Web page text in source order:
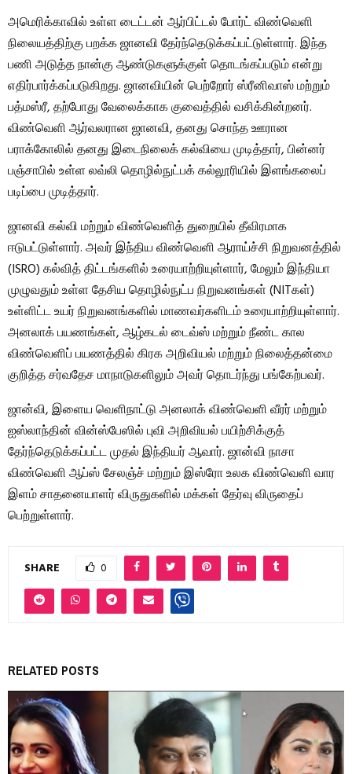
அமெரிக்காவில் உள்ள டைட்டன் ஆர்பிட்டல் போர்ட் விண்வெளி
நிலையத்திற்கு பறக்க ஜானவி தேர்ந்தெடுக்கப்பட்டுள்ளார். இந்த
பணி அடுத்த நான்கு ஆண்டுகளுக்குள் தொடங்கப்படும் என்று
எதிர்பார்க்கப்படுகிறது. ஜானவியின் பெற்றோர் ஸ்ரீனிவாஸ் மற்றும்
பத்மஸ்ரீ, தற்போது வேலைக்காக குவைத்தில் வசிக்கின்றனர்.
விண்வெளி ஆர்வலரான ஜானவி, தனது சொந்த ஊரான
பராக்கோலில் தனது இடைநிலைக் கல்வியை முடித்தார், பின்னர்
பஞ்சாபில் உள்ள லவ்லி தொழில்நுட்பக் கல்லூரியில் இளங்கலைப்
படிப்பை முடித்தார்.
ஜானவி கல்வி மற்றும் விண்வெளித் துறையில் தீவிரமாக
ஈடுபட்டுள்ளார். அவர் இந்திய விண்வெளி ஆராய்ச்சி நிறுவனத்தில்
(ISRO) கல்வித் திட்டங்களில் உரையாற்றியுள்ளார், மேலும் இந்தியா
முழுவதும் உள்ள தேசிய தொழில்நுட்ப நிறுவனங்கள் (NITகள்)
உள்ளிட்ட உயர் நிறுவனங்களில் மாணவர்களிடம் உரையாற்றியுள்ளார்.
அனலாக் பயணங்கள், ஆழ்கடல் டைவ்ஸ் மற்றும் நீண்ட கால
விண்வெளிப் பயணத்தில் கிரக அறிவியல் மற்றும் நிலைத்தன்மை
குறித்த சர்வதேச மாநாடுகளிலும் அவர் தொடர்ந்து பங்கேற்பவர்.
ஜான்வி, இளைய வெளிநாட்டு அனலாக் விண்வெளி வீரர் மற்றும்
ஐஸ்லாந்தின் வின்ஸ்பேஸில் புவி அறிவியல் பயிற்சிக்குத்
தேர்ந்தெடுக்கப்பட்ட முதல் இந்தியர் ஆவார். ஜான்வி நாசா
விண்வெளி ஆப்ஸ் சேலஞ்ச் மற்றும் இஸ்ரோ உலக விண்வெளி வார
இளம் சாதனையாளர் விருதுகளில் மக்கள் தேர்வு விருதைப்
பெற்றுள்ளார்.
SHARE 0
RELATED POSTS